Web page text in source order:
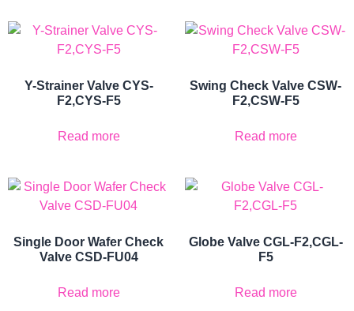
Y-Strainer Valve CYS-
F2,CYS-F5
Read more
Swing Check Valve CSW-
F2,CSW-F5
Read more
Single Door Wafer Check
Valve CSD-FU04
Read more
Globe Valve CGL-F2,CGL-
F5
Read more